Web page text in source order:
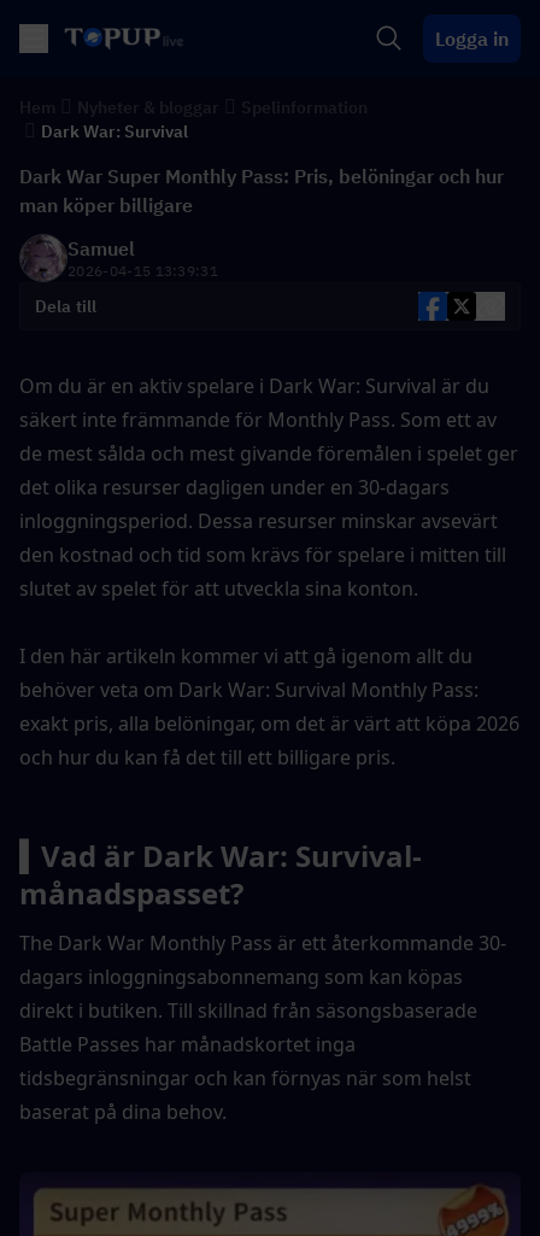
Logga in
Dark War: Survival
Dark War Super Monthly Pass: Pris, belöningar och hur
man köper billigare
Samuel
2026-04-15 13:39:31
Dela till
Om du är en aktiv spelare i Dark War: Survival är du
säkert inte främmande för Monthly Pass. Som ett av
de mest sålda och mest givande föremålen i spelet ger
det olika resurser dagligen under en 30-dagars
inloggningsperiod. Dessa resurser minskar avsevärt
den kostnad och tid som krävs för spelare i mitten till
slutet av spelet för att utveckla sina konton.
I den här artikeln kommer vi att gå igenom allt du
behöver veta om Dark War: Survival Monthly Pass:
exakt pris, alla belöningar, om det är värt att köpa 2026
och hur du kan få det till ett billigare pris.
▍Vad är Dark War: Survival-
månadspasset?
The Dark War Monthly Pass är ett återkommande 30-
dagars inloggningsabonnemang som kan köpas
direkt i butiken. Till skillnad från säsongsbaserade
Battle Passes har månadskortet inga
tidsbegränsningar och kan förnyas när som helst
baserat på dina behov.